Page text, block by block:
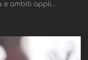
e ambiti appli...